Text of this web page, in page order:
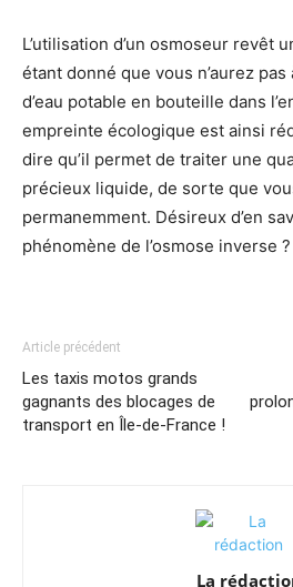
L’utilisation d’un osmoseur revêt
étant donné que vous n’aurez
d’eau potable en bouteille dans
empreinte écologique est ainsi
dire qu’il permet de traiter une
précieux liquide, de sorte que
permanemment. Désireux d’en
phénomène de l’osmose inverse ?
Article précédent
Les taxis motos grands
gagnants des blocages de
transport en Île-de-France !
La